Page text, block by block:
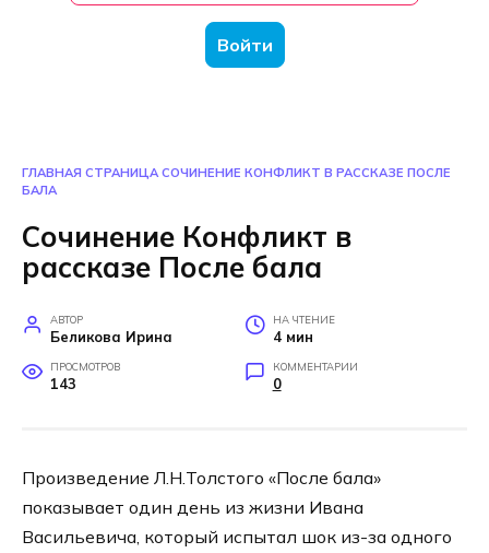
Войти
ГЛАВНАЯ СТРАНИЦА СОЧИНЕНИЕ КОНФЛИКТ В РАССКАЗЕ ПОСЛЕ
БАЛА
Сочинение Конфликт в
рассказе После бала
АВТОР
Беликова Ирина
НА ЧТЕНИЕ
4 мин
ПРОСМОТРОВ
143
КОММЕНТАРИИ
0
Произведение Л.Н.Толстого «После бала»
показывает один день из жизни Ивана
Васильевича, который испытал шок из-за одного